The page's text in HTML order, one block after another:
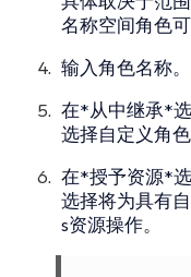
名称空间角色
输入角色名称。
在*从中继承*选
选择自定义角
在*授予资源*选
选择将为具有
s资源操作。